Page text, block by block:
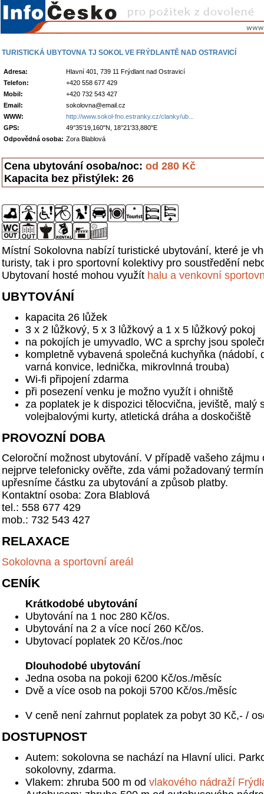
TURISTICKÁ UBYTOVNA TJ SOKOL VE FRÝDLANTĚ NAD OSTRAVICÍ
Adresa:
Hlavní 401, 739 11 Frýdlant nad Ostravicí
Telefon:
+420 558 677 429
Mobil:
+420 732 543 427
Email:
sokolovna@email.cz
WWW:
http://www.sokol-fno.estranky.cz/clanky/ub...
GPS:
49°35'19,160"N, 18°21'33,880"E
Odpovědná osoba: Zora Blablová
Cena ubytování osoba/noc: od 280 Kč
Kapacita bez přistýlek: 26
Místní Sokolovna nabízí turistické ubytování, které je
turisty, tak i pro sportovní kolektivy pro soustředění
Ubytovaní hosté mohou využít halu a venkovní
UBYTOVÁNÍ
kapacita 26 lůžek
3 x 2 lůžkový, 5 x 3 lůžkový a 1 x 5 lůžkový pokoj
na pokojích je umyvadlo, WC a sprchy jsou
kompletně vybavená společná kuchyňka (nádobí,
varná konvice, lednička, mikrovlnná trouba)
Wi-fi připojení zdarma
při posezení venku je možno využít i ohniště
za poplatek je k dispozici tělocvična, jeviště, malý
volejbalovými kurty, atletická dráha a doskočiště
PROVOZNÍ DOBA
Celoroční možnost ubytování. V případě vašeho zájmu
nejprve telefonicky ověřte, zda vámi požadovaný
upřesníme částku za ubytování a způsob platby.
Kontaktní osoba: Zora Blablová
tel.: 558 677 429
mob.: 732 543 427
RELAXACE
Sokolovna a sportovní areál
CENÍK
Krátkodobé ubytování
Ubytování na 1 noc 280 Kč/os.
Ubytování na 2 a více nocí 260 Kč/os.
Ubytovací poplatek 20 Kč/os./noc
Dlouhodobé ubytování
Jedna osoba na pokoji 6200 Kč/os./měsíc
Dvě a více osob na pokoji 5700 Kč/os./měsíc
V ceně není zahrnut poplatek za pobyt 30 Kč,- /
DOSTUPNOST
Autem: sokolovna se nachází na Hlavní ulici.
sokolovny, zdarma.
Vlakem: zhruba 500 m od vlakového nádraží